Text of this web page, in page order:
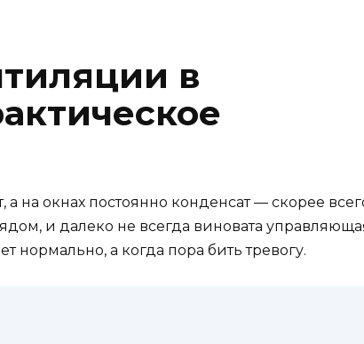
в
а на окнах постоянно конденсат — скорее
и далеко не всегда виновата
нормально, а когда пора бить тревогу.